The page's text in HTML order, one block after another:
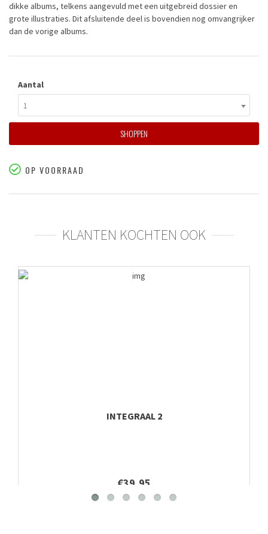
dikke albums, telkens aangevuld met een uitgebreid dossier en
grote illustraties. Dit afsluitende deel is bovendien nog omvangrijker
dan de vorige albums.
Aantal
1
SHOPPEN
OP VOORRAAD
KLANTEN KOCHTEN OOK
INTEGRAAL 2
€39,95